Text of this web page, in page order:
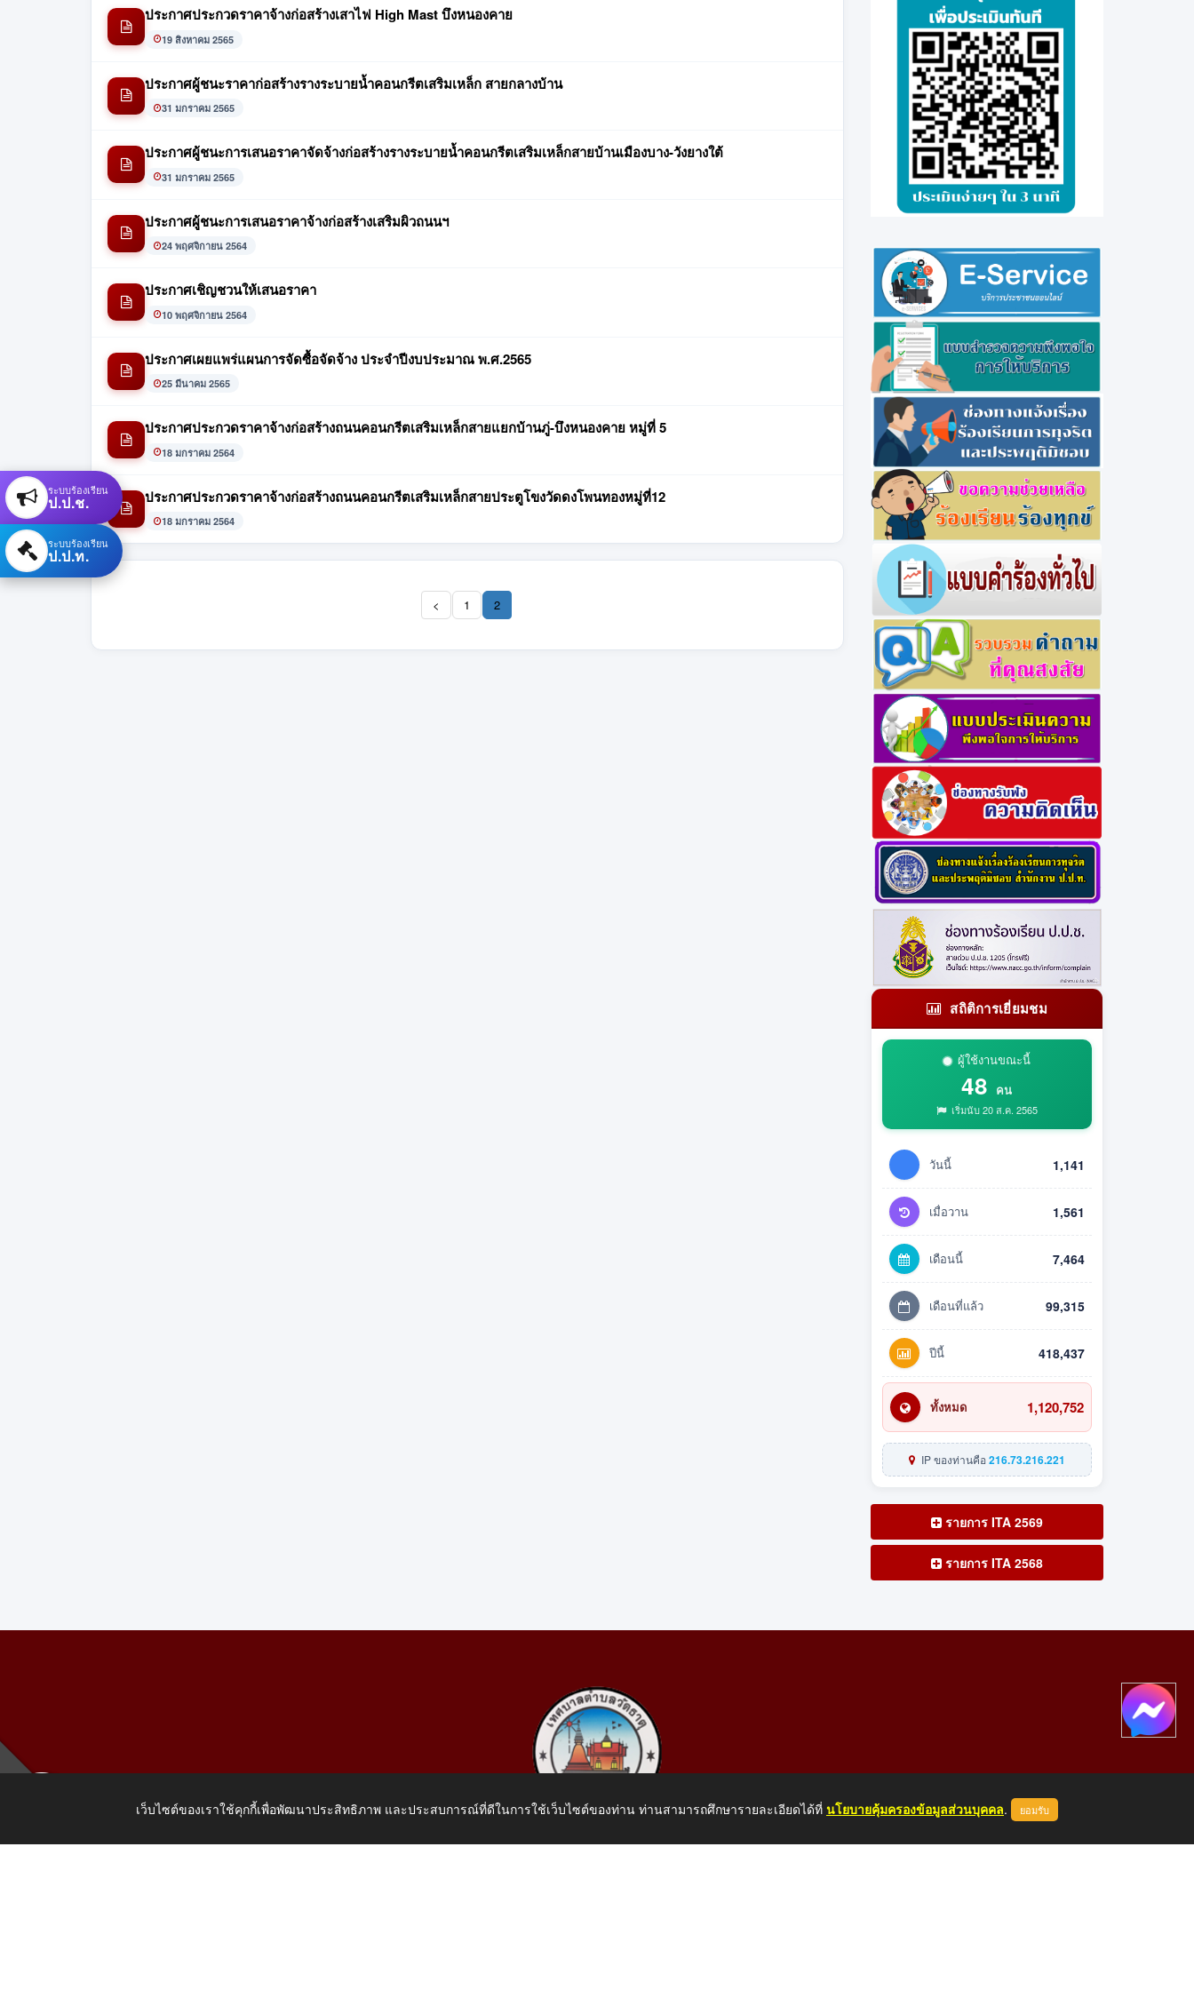
ประกาศประกวดราคาจ้างก่อสร้างเสาไฟ High Mast บึงหนองคาย
19 สิงหาคม 2565
ประกาศผู้ชนะราคาก่อสร้างรางระบายน้ำคอนกรีตเสริมเหล็ก สายกลางบ้าน
31 มกราคม 2565
ประกาศผู้ชนะการเสนอราคาจัดจ้างก่อสร้างรางระบายน้ำคอนกรีตเสริมเหล็กสายบ้านเมืองบาง-วังยางใต้
31 มกราคม 2565
ประกาศผู้ชนะการเสนอราคาจ้างก่อสร้างเสริมผิวถนนฯ
24 พฤศจิกายน 2564
ประกาศเชิญชวนให้เสนอราคา
10 พฤศจิกายน 2564
ประกาศเผยแพร่แผนการจัดซื้อจัดจ้าง ประจำปีงบประมาณ พ.ศ.2565
25 มีนาคม 2565
ประกาศประกวดราคาจ้างก่อสร้างถนนคอนกรีตเสริมเหล็กสายแยกบ้านภู่-บึงหนองคาย หมู่ที่ 5
18 มกราคม 2564
ประกาศประกวดราคาจ้างก่อสร้างถนนคอนกรีตเสริมเหล็กสายประตูโขงวัดดงโพนทองหมู่ที่12
18 มกราคม 2564
< 1 2
สถิติการเยี่ยมชม
ผู้ใช้งานขณะนี้
48 คน
เริ่มนับ 20 ส.ค. 2565
วันนี้ 1,141
เมื่อวาน 1,561
เดือนนี้ 7,464
เดือนที่แล้ว 99,315
ปีนี้ 418,437
ทั้งหมด 1,120,752
IP ของท่านคือ216.73.216.221
รายการ ITA 2569
รายการ ITA 2568
ระบบร้องเรียน
ป.ป.ช.
ระบบร้องเรียน
ป.ป.ท.
เว็บไซต์ของเราใช้คุกกี้เพื่อพัฒนาประสิทธิภาพ และประสบการณ์ที่ดีในการใช้เว็บไซต์ของท่าน ท่านสามารถศึกษารายละเอียดได้ที่ นโยบายคุ้มครองข้อมูลส่วนบุคคล. ยอมรับ